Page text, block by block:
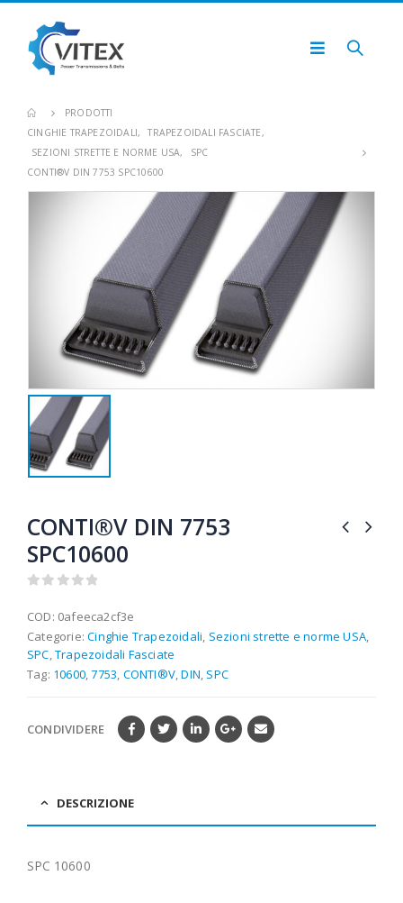
PRODOTTI
CINGHIE TRAPEZOIDALI, TRAPEZOIDALI FASCIATE,
SEZIONI STRETTE E NORME USA,
SPC
CONTI®V DIN 7753 SPC10600
CONTI®V DIN 7753
SPC10600
COD: 0afeeca2cf3e
Categorie:Cinghie Trapezoidali Sezioni strette e norme USA
SPC ,Trapezoidali Fasciate
Tag: 10600 ,7753 CONTI®V ,DIN SPC
CONDIVIDERE
DESCRIZIONE
SPC 10600